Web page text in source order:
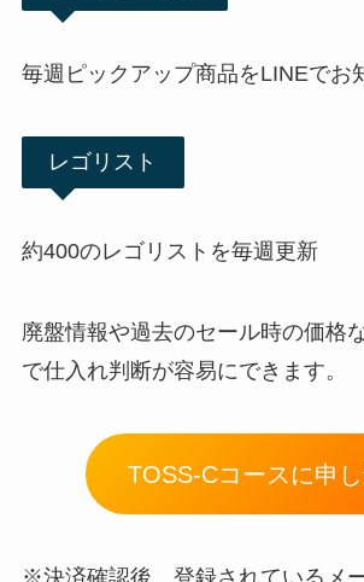
毎週ピックアップ商品をLINEでお
レゴリスト
約400のレゴリストを毎週更新
廃盤情報や過去のセール時の価格
で仕入れ判断が容易にできます。
TOSS-Cコースに申
※決済確認後、登録されているメ